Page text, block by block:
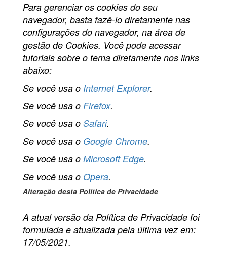
Para gerenciar os cookies do seu
navegador, basta fazê-lo diretamente nas
configurações do navegador, na área de
gestão de Cookies. Você pode acessar
tutoriais sobre o tema diretamente nos links
abaixo:
Se você usa o Internet Explorer.
Se você usa o Firefox.
Se você usa o Safari.
Se você usa o Google Chrome.
Se você usa o Microsoft Edge.
Se você usa o Opera.
Alteração desta Política de Privacidade
A atual versão da Política de Privacidade foi
formulada e atualizada pela última vez em:
17/05/2021.